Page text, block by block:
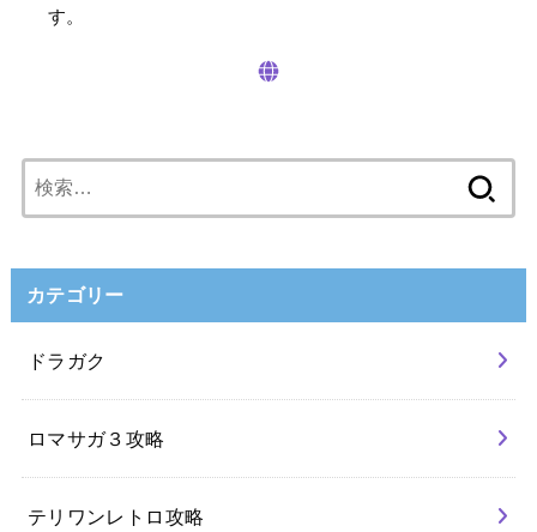
す。
索:
カテゴリー
ドラガク
ロマサガ３攻略
テリワンレトロ攻略